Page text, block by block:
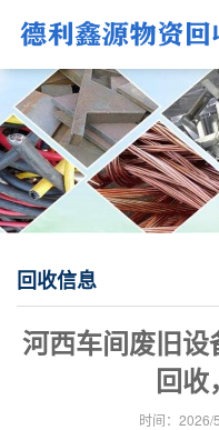
回收信息
河西车间废旧
回收
时间：2026/